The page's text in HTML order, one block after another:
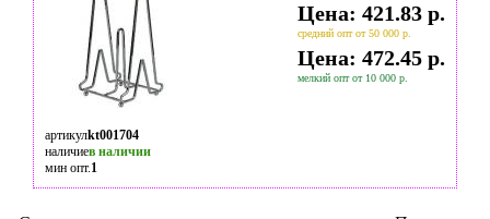
Цена: 421.83 р.
средний опт от 50 000 р.
Цена: 472.45 р.
мелкий опт от 10 000 р.
артикулkt001704
наличиев наличии
мин опт.1